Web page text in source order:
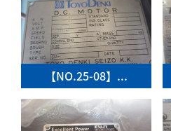
【NO.25-08】...